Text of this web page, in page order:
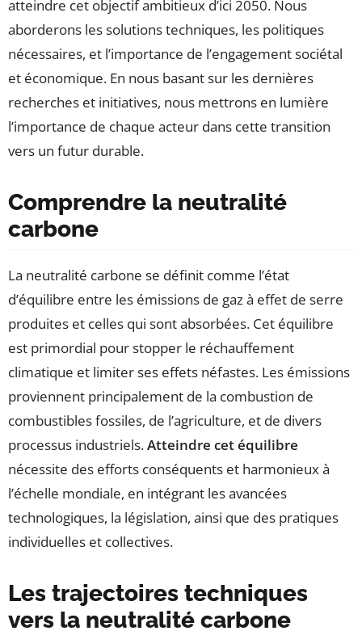
atteindre cet objectif ambitieux d’ici 2050. Nous
aborderons les solutions techniques, les politiques
nécessaires, et l’importance de l’engagement sociétal
et économique. En nous basant sur les dernières
recherches et initiatives, nous mettrons en lumière
l’importance de chaque acteur dans cette transition
vers un futur durable.
Comprendre la neutralité
carbone
La neutralité carbone se définit comme l’état
d’équilibre entre les émissions de gaz à effet de serre
produites et celles qui sont absorbées. Cet équilibre
est primordial pour stopper le réchauffement
climatique et limiter ses effets néfastes. Les émissions
proviennent principalement de la combustion de
combustibles fossiles, de l’agriculture, et de divers
processus industriels.Atteindre cet équilibre
nécessite des efforts conséquents et harmonieux à
l’échelle mondiale, en intégrant les avancées
technologiques, la législation, ainsi que des pratiques
individuelles et collectives.
Les trajectoires techniques
vers la neutralité carbone